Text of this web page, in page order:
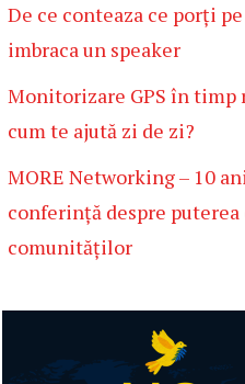
De ce conteaza ce porți
imbraca un speaker
Monitorizare GPS în timp
cum te ajută zi de zi?
MORE Networking – 10
conferință despre
comunităților